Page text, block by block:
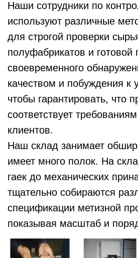
Наши сотрудники по
используют различные
для строгой проверки
полуфабрикатов и готовой
своевременного
качеством и побуждения к
чтобы гарантировать, что
соответствует
клиентов.
Наш склад занимает
имеет много полок. На
гаек до механических
тщательно собираются
спецификации метизной
показывая масштаб и